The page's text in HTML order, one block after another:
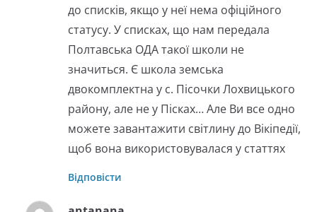
до списків, якщо у неї нема офіційного
статусу. У списках, що нам передала
Полтавська ОДА такої школи не
значиться. Є школа земська
двокомплектна у с. Пісочки Лохвицького
району, але не у Пісках… Але Ви все одно
можете завантажити світлину до Вікіпедії,
щоб вона використовувалася у статтях
Відповісти